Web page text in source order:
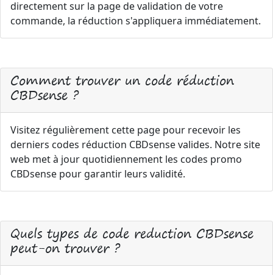
directement sur la page de validation de votre
commande, la réduction s'appliquera immédiatement.
Comment trouver un code réduction
CBDsense ?
Visitez régulièrement cette page pour recevoir les
derniers codes réduction CBDsense valides. Notre site
web met à jour quotidiennement les codes promo
CBDsense pour garantir leurs validité.
Quels types de code reduction CBDsense
peut-on trouver ?